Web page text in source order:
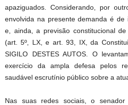
apaziguados. Considerando, por
envolvida na presente demanda é de
e, ainda, a previsão constitucional
(art. 5º, LX, e art. 93, IX, da
SIGILO DESTES AUTOS. O
exercício da ampla defesa pelos
saudável escrutínio público sobre a
Nas suas redes sociais, o